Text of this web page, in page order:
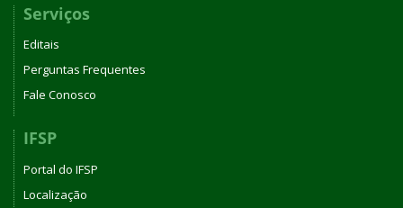
Serviços
Editais
Perguntas Frequentes
Fale Conosco
IFSP
Portal do IFSP
Localização